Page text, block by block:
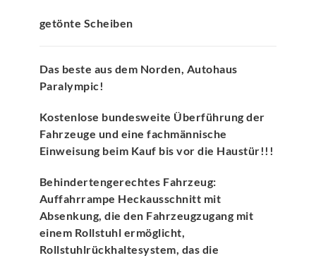
getönte Scheiben
Das beste aus dem Norden, Autohaus
Paralympic!
Kostenlose bundesweite Überführung der
Fahrzeuge und eine fachmännische
Einweisung beim Kauf bis vor die Haustür!!!
Behindertengerechtes Fahrzeug:
Auffahrrampe Heckausschnitt mit
Absenkung, die den Fahrzeugzugang mit
einem Rollstuhl ermöglicht,
Rollstuhlrückhaltesystem, das die